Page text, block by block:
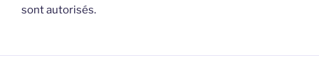
sont autorisés.